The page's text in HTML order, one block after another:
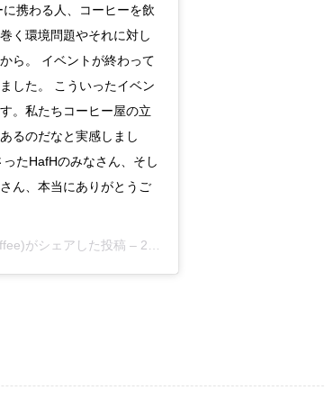
携わる人、コーヒーを飲
く環境問題やそれに対し
ら。 イベントが終わって
した。 こういったイベン
。私たちコーヒー屋の立
るのだなと実感しまし
たHafHのみなさん、そし
ん、本当にありがとうご
がシェアした投稿 – 2019年 6月月13日午前1時00分PDT